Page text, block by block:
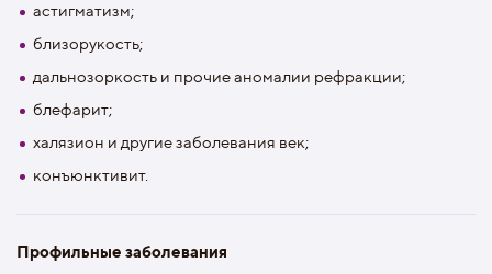
астигматизм;
близорукость;
дальнозоркость и прочие аномалии рефракции;
блефарит;
халязион и другие заболевания век;
конъюнктивит.
Профильные заболевания